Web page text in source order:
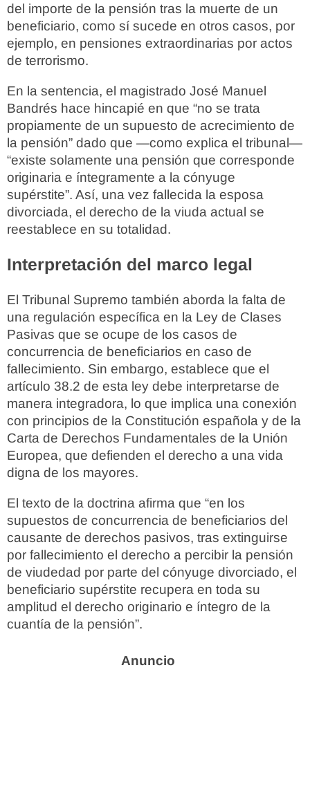
del importe de la pensión tras la muerte de un
beneficiario, como sí sucede en otros casos, por
ejemplo, en pensiones extraordinarias por actos
de terrorismo.
En la sentencia, el magistrado José Manuel
Bandrés hace hincapié en que “no se trata
propiamente de un supuesto de acrecimiento de
la pensión” dado que —como explica el tribunal—
“existe solamente una pensión que corresponde
originaria e íntegramente a la cónyuge
supérstite”. Así, una vez fallecida la esposa
divorciada, el derecho de la viuda actual se
reestablece en su totalidad.
Interpretación del marco legal
El Tribunal Supremo también aborda la falta de
una regulación específica en la Ley de Clases
Pasivas que se ocupe de los casos de
concurrencia de beneficiarios en caso de
fallecimiento. Sin embargo, establece que el
artículo 38.2 de esta ley debe interpretarse de
manera integradora, lo que implica una conexión
con principios de la Constitución española y de la
Carta de Derechos Fundamentales de la Unión
Europea, que defienden el derecho a una vida
digna de los mayores.
El texto de la doctrina afirma que “en los
supuestos de concurrencia de beneficiarios del
causante de derechos pasivos, tras extinguirse
por fallecimiento el derecho a percibir la pensión
de viudedad por parte del cónyuge divorciado, el
beneficiario supérstite recupera en toda su
amplitud el derecho originario e íntegro de la
cuantía de la pensión”.